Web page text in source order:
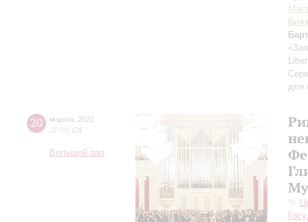
для
20 марта
2021
20:00 Сб
Большой зал